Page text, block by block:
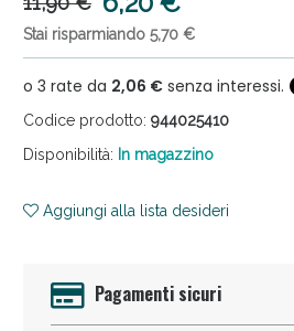
Stai risparmiando 5,70 €
Codice prodotto: 944025410
Disponibilità: In magazzino
Aggiungi alla lista desideri
Pagamenti sicuri